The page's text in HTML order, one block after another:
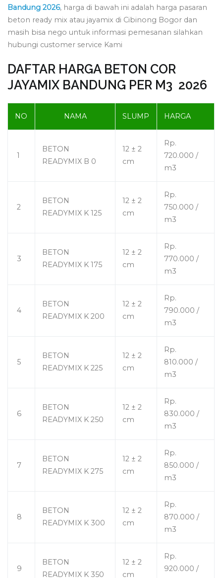
Bandung 2026, harga di bawah ini adalah harga pasaran
beton ready mix atau jayamix di Cibinong Bogor dan
masih bisa nego untuk informasi pemesanan silahkan
hubungi customer service Kami
DAFTAR HARGA BETON COR
JAYAMIX BANDUNG PER M3 2026
NO NAMA SLUMP HARGA
1
BETON
READYMIX B 0
12 ± 2
cm
Rp.
720.000 /
m3
2
BETON
READYMIX K 125
12 ± 2
cm
Rp.
750.000 /
m3
3
BETON
READYMIX K 175
12 ± 2
cm
Rp.
770.000 /
m3
4
BETON
READYMIX K 200
12 ± 2
cm
Rp.
790.000 /
m3
5
BETON
READYMIX K 225
12 ± 2
cm
Rp.
810.000 /
m3
6
BETON
READYMIX K 250
12 ± 2
cm
Rp.
830.000 /
m3
7
BETON
READYMIX K 275
12 ± 2
cm
Rp.
850.000 /
m3
8
BETON
READYMIX K 300
12 ± 2
cm
Rp.
870.000 /
m3
9
BETON
READYMIX K 350
12 ± 2
cm
Rp.
920.000 /